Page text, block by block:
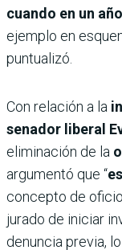
cuando en un
ejemplo en
puntualizó.
Con relación a la
senador liberal
eliminación de la
argumentó que “
concepto de
jurado de iniciar
denuncia previa,